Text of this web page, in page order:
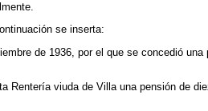
se inserta:
de 1936, por el que se concedió
viuda de Villa una pensión de